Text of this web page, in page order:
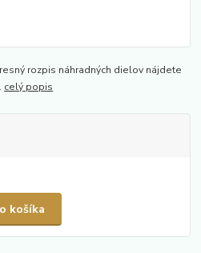
rozpis náhradných dielov nájdete
celý popis
košíka